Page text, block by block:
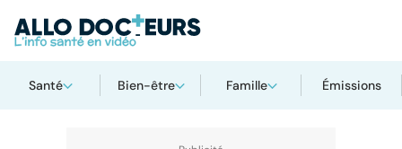
Santé Bien-être Famille Émissions